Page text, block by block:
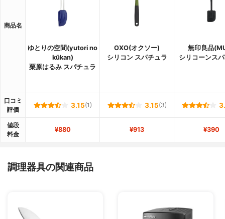
商品名
ゆとりの空間(yutori no
kūkan)
栗原はるみ スパチュラ
OXO(オクソー)
シリコン スパチュラ
無印良品
シリコーンス
口コミ
評価
3.15(1) 3.15(3)
値段
料金
¥880 ¥913 ¥390
調理器具の関連商品